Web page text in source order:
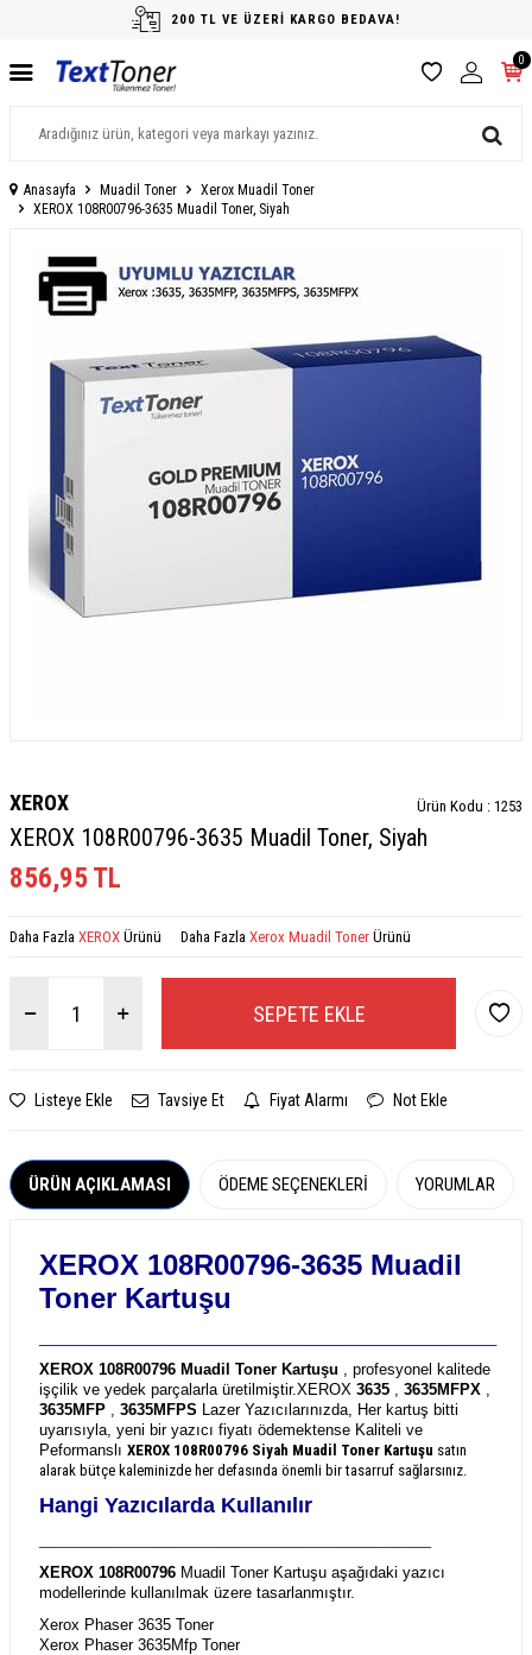
200 TL VE ÜZERİ KARGO BEDAVA!
0
Anasayfa Muadil Toner
Xerox Muadil Toner
XEROX 108R00796-3635 Muadil Toner, Siyah
XEROX Ürün Kodu : 1253
XEROX 108R00796-3635 Muadil Toner, Siyah
856,95 TL
Daha Fazla XEROX Ürünü Daha Fazla Xerox Muadil Toner Ürünü
SEPETE EKLE
Listeye Ekle Tavsiye Et Fiyat Alarmı Not Ekle
ÜRÜN AÇIKLAMASI ÖDEME SEÇENEKLERI YORUMLAR
XEROX 108R00796-3635 Muadil
Toner Kartuşu
XEROX 108R00796 Muadil Toner Kartuşu , profesyonel kalitede
işçilik ve yedek parçalarla üretilmiştir.XEROX 3635 , 3635MFPX ,
3635MFP , 3635MFPS Lazer Yazıcılarınızda, Her kartuş bitti
uyarısıyla, yeni bir yazıcı fiyatı ödemektense Kaliteli ve
Peformanslı XEROX 108R00796 Siyah Muadil Toner Kartuşu satın
alarak bütçe kaleminizde her defasında önemli bir tasarruf sağlarsınız.
Hangi Yazıcılarda Kullanılır
XEROX 108R00796 Muadil Toner Kartuşu aşağıdaki yazıcı
modellerinde kullanılmak üzere tasarlanmıştır.
Xerox Phaser 3635 Toner
Xerox Phaser 3635Mfp Toner